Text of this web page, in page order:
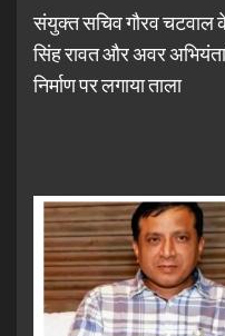
संयुक्त सचिव गौरव चटवाल
सिंह रावत और अवर
निर्माण पर लगाया ताला